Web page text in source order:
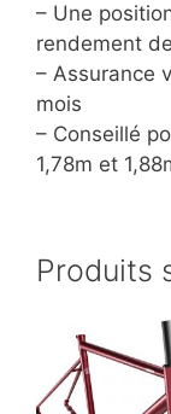
– Une
rendement
– Assurance
mois
– Conseillé
1,78m et
Produits